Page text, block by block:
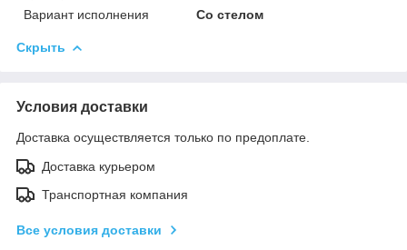
Вариант исполнения
Со стелом
Скрыть
Условия доставки
Доставка осуществляется только по предоплате.
Доставка курьером
Транспортная компания
Все условия доставки